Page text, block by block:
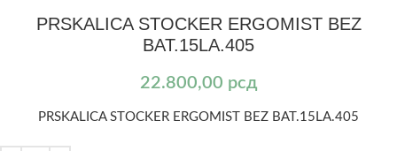
PRSKALICA STOCKER ERGOMIST BEZ
BAT.15LA.405
22.800,00 рсд
PRSKALICA STOCKER ERGOMIST BEZ BAT.15LA.405